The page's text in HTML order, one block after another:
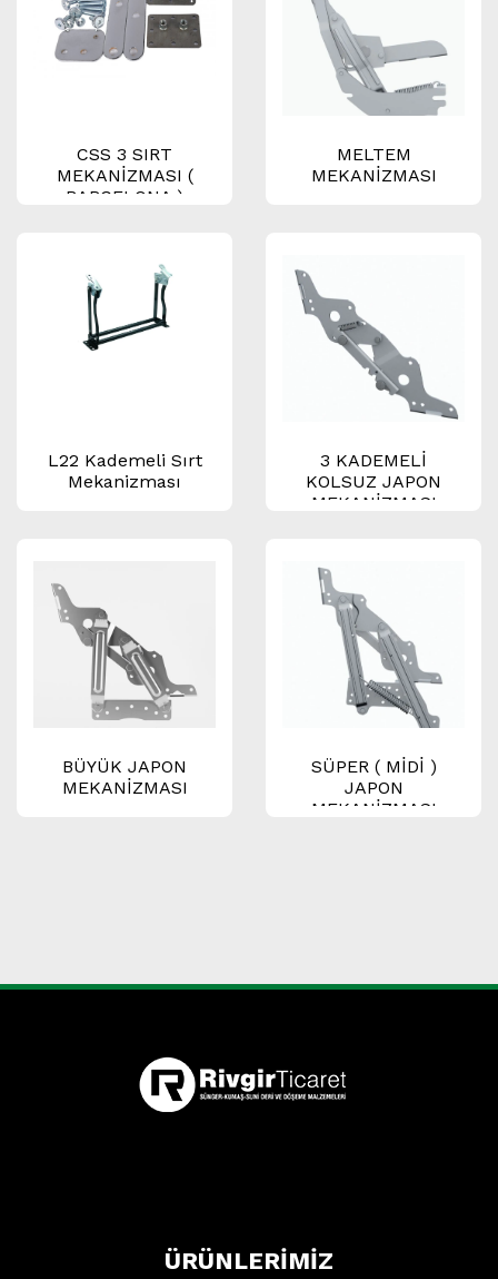
CSS 3 SIRT
MEKANİZMASI (
BARCELONA )
MELTEM
MEKANİZMASI
L22 Kademeli Sırt
Mekanizması
3 KADEMELİ
KOLSUZ JAPON
MEKANİZMASI
BÜYÜK JAPON
MEKANİZMASI
SÜPER ( MİDİ )
JAPON
MEKANİZMASI
ÜRÜNLERİMİZ